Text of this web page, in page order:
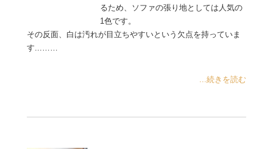
るため、ソファの張り地としては人気の
1色です。
その反面、白は汚れが目立ちやすいという欠点を持っていま
す...……
...続きを読む